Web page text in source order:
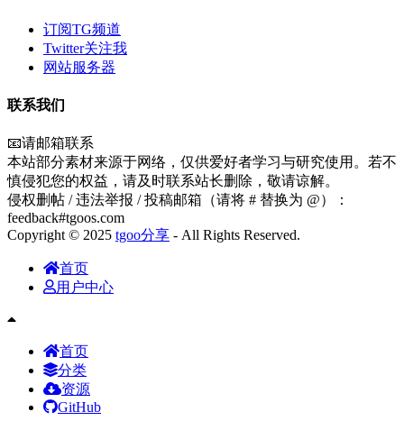
订阅TG频道
Twitter关注我
网站服务器
联系我们
📧请邮箱联系
本站部分素材来源于网络，仅供爱好者学习与研究使用。若不
慎侵犯您的权益，请及时联系站长删除，敬请谅解。
侵权删帖 / 违法举报 / 投稿邮箱（请将 # 替换为 @）：
feedback#tgoos.com
Copyright © 2025 tgoo分享 - All Rights Reserved.
首页
用户中心
首页
分类
资源
GitHub